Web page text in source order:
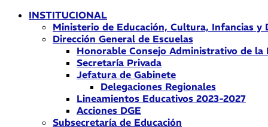
INSTITUCIONAL
Ministerio de Educación, Cultura, Infancias y
Dirección General de Escuelas
Honorable Consejo Administrativo de la
Secretaría Privada
Jefatura de Gabinete
Delegaciones Regionales
Lineamientos Educativos 2023-2027
Acciones DGE
Subsecretaría de Educación